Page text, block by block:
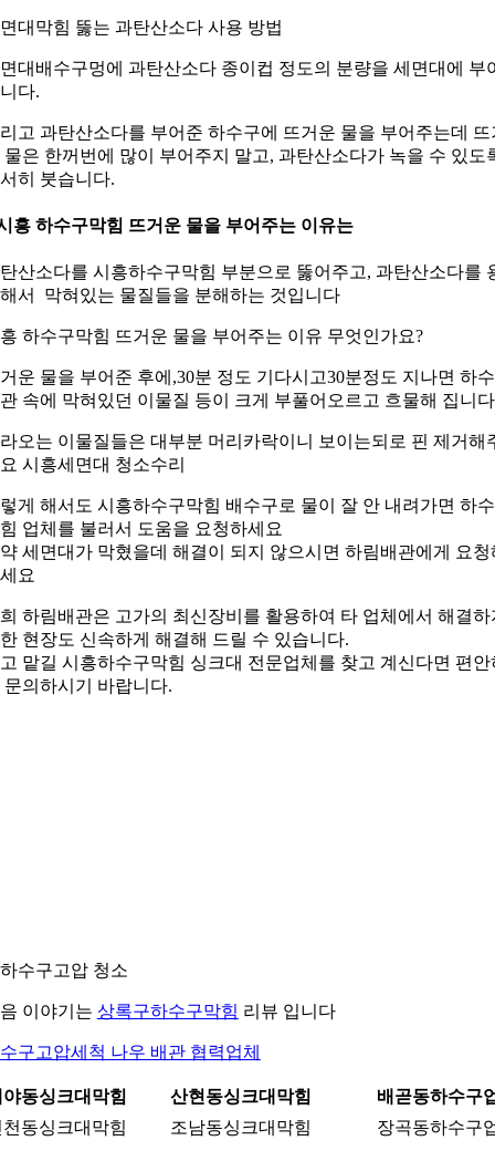
대막힘 뚫는 과탄산소다 사용 방법
대배수구멍에 과탄산소다 종이컵 정도의 분량을 세면대에 부
다.
고 과탄산소다를 부어준 하수구에 뜨거운 물을 부어주는데 뜨
물은 한꺼번에 많이 부어주지 말고, 과탄산소다가 녹을 수 있도
히 붓습니다.
흥 하수구막힘 뜨거운 물을 부어주는 이유는
산소다를 시흥하수구막힘 부분으로 뚫어주고, 과탄산소다를
서 막혀있는 물질들을 분해하는 것입니다
하수구막힘 뜨거운 물을 부어주는 이유 무엇인가요?
운 물을 부어준 후에,30분 정도 기다시고30분정도 지나면 하
속에 막혀있던 이물질 등이 크게 부풀어오르고 흐물해 집니
오는 이물질들은 대부분 머리카락이니 보이는되로 핀 제거해
시흥세면대 청소수리
게 해서도 시흥하수구막힘 배수구로 물이 잘 안 내려가면 하
업체를 불러서 도움을 요청하세요
세면대가 막혔을데 해결이 되지 않으시면 하림배관에게 요청
요
하림배관은 고가의 최신장비를 활용하여 타 업체에서 해결하
현장도 신속하게 해결해 드릴 수 있습니다.
맡길 시흥하수구막힘 싱크대 전문업체를 찾고 계신다면 편안
문의하시기 바랍니다.
수구고압 청소
이야기는 상록구하수구막힘 리뷰 입니다
구고압세척 나우 배관 협력업체
동싱크대막힘 산현동싱크대막힘
배곧동하수구
동싱크대막힘
조남동싱크대막힘
장곡동하수구